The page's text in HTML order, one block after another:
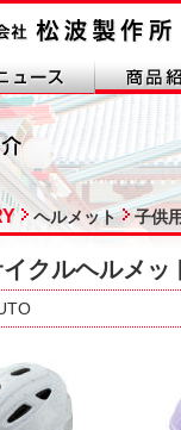
ヘルメット 子供
クルヘルメッ